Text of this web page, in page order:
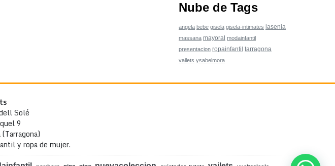
Nube de Tags
angela bebe gisela gisela-intimates lasenia
massana mayoral modainfantil
presentacion ropainfantil tarragona
vailets ysabelmora
Solé
9
y ropa de mujer.